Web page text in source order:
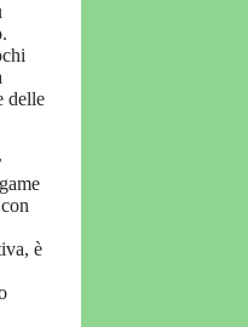
delle
è